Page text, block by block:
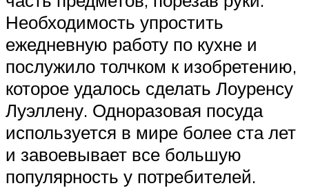
Необходимость упростить
ежедневную работу по кухне и
послужило толчком к изобретению,
которое удалось сделать Лоуренсу
Луэллену. Одноразовая посуда
используется в мире более ста лет
и завоевывает все большую
популярность у потребителей.